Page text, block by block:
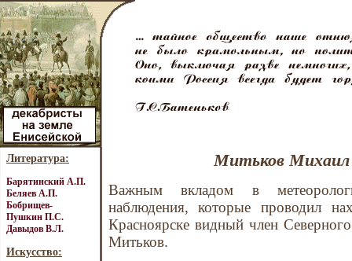
Литература:
Барятинский А.П.
Беляев А.П.
Бобрищев-
Пушкин П.С.
Давыдов В.Л.
Искусство:
Митьков
Важным вкладом в
наблюдения, которые проводил
Красноярске видный член
Митьков.